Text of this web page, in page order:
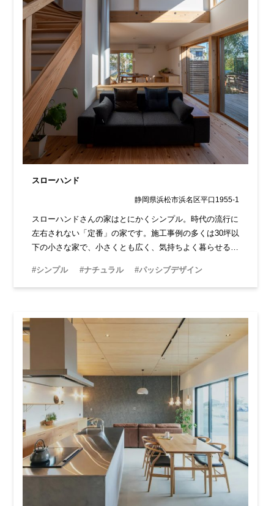
スローハンド
静岡県浜松市浜名区平口1955-1
スローハンドさんの家はとにかくシンプル。時代の流行に
左右されない「定番」の家です。施工事例の多くは30坪以
下の小さな家で、小さくとも広く、気持ちよく暮らせるた
ローハンドさんとの家づくりから見えてくるでしょう。
#シンプル #ナチュラル #パッシブデザイン